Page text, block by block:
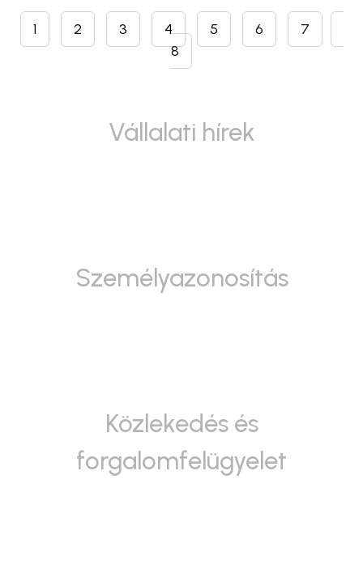
Vállalati hírek
Személyazonosítás
Közlekedés és
forgalomfelügyelet
1 2 3 4 5 6
7
8